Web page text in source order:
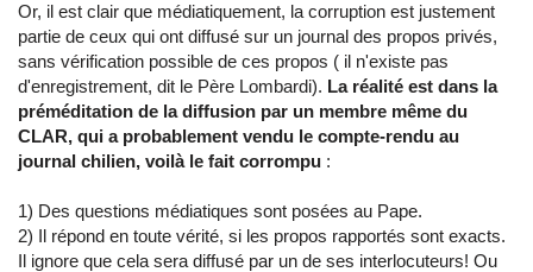
Or, il est clair que médiatiquement, la corruption est justement
partie de ceux qui ont diffusé sur un journal des propos privés,
sans vérification possible de ces propos ( il n'existe pas
d'enregistrement, dit le Père Lombardi). La réalité est dans la
préméditation de la diffusion par un membre même du
CLAR, qui a probablement vendu le compte-rendu au
journal chilien, voilà le fait corrompu :
1) Des questions médiatiques sont posées au Pape.
2) Il répond en toute vérité, si les propos rapportés sont exacts.
Il ignore que cela sera diffusé par un de ses interlocuteurs! Ou